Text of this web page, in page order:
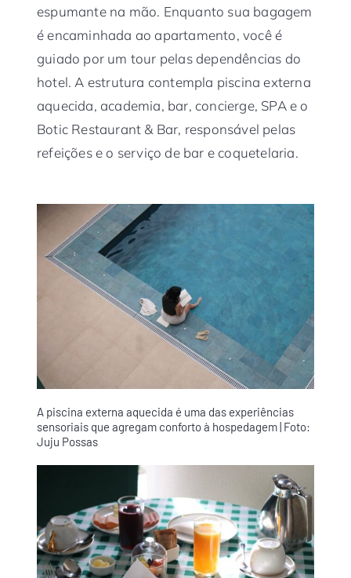
espumante na mão. Enquanto sua bagagem
é encaminhada ao apartamento, você é
guiado por um tour pelas dependências do
hotel. A estrutura contempla piscina externa
aquecida, academia, bar, concierge, SPA e o
Botic Restaurant & Bar, responsável pelas
refeições e o serviço de bar e coquetelaria.
A piscina externa aquecida é uma das experiências
sensoriais que agregam conforto à hospedagem | Foto:
Juju Possas